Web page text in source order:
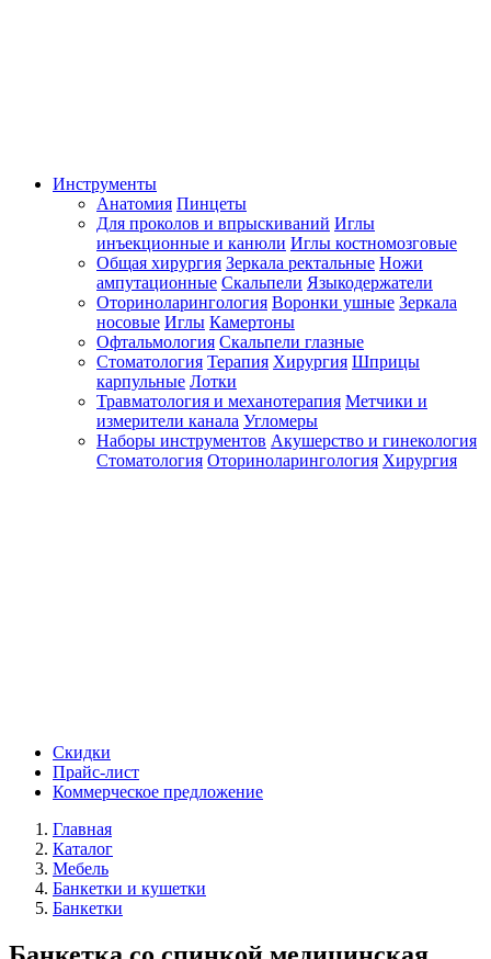
Инструменты
Анатомия Пинцеты
Для проколов и впрыскиваний Иглы
инъекционные и канюли Иглы костномозговые
Общая хирургия Зеркала ректальные Ножи
ампутационные Скальпели Языкодержатели
Оториноларингология Воронки ушные Зеркала
носовые Иглы Камертоны
Офтальмология Скальпели глазные
Стоматология Терапия Хирургия Шприцы
карпульные Лотки
Травматология и механотерапия Метчики и
измерители канала Угломеры
Наборы инструментов Акушерство и гинекология
Стоматология Оториноларингология Хирургия
Скидки
Прайс-лист
Коммерческое предложение
Главная
Каталог
Мебель
Банкетки и кушетки
Банкетки